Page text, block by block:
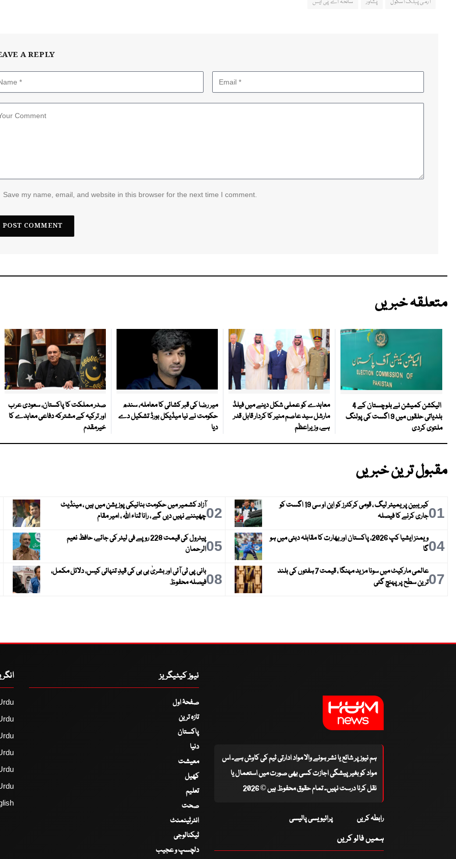
آرمی پبلک اسکول پشاور سانحہ اے پی ایس
A REPLY
Save my name, email, and website in this browser for the next time I comment.
متعلقہ خبریں
الیکشن کمیشن نے بلوچستان کے 4
بلدیاتی حلقوں میں 9 اگست کی پولنگ
ملتوی کردی
معاہدے کو عملی شکل دینے میں فیلڈ
مارشل سید عاصم منیر کا کردار قابل قدر
ہے، وزیراعظم
میر رضا کی قبر کشائی کا معاملہ، سندھ
حکومت نے نیا میڈیکل بورڈ تشکیل دے
دیا
صدر مملکت کا پاکستان، سعودی عرب
اور ترکیہ کے مشترکہ دفاعی معاہدے کا
خیرمقدم
مقبول ترین خبریں
01
کیریبین پریمیئر لیگ ، قومی کرکٹرز کو این او سی 19 اگست کو
جاری کرنے کا فیصلہ
02آزاد کشمیر میں حکومت بنانیکی پوزیشن میں ہیں ، مینڈیٹ
چھیننے نہیں دیں گے ، رانا ثناء اللہ ، امیر مقام
04
ویمنز ایشیا کپ 2026، پاکستان اور بھارت کا مقابلہ دبئی میں ہو
گا
05
پیٹرول کی قیمت 228 روپے فی لیٹر کی جائے، حافظ نعیم
الرحمان
07
عالمی مارکیٹ میں سونا مزید مہنگا ، قیمت 7 ہفتوں کی بلند
ترین سطح پر پہنچ گئی
08بانی پی ٹی آئی اور بشریٰ بی بی کی قیدِ تنہائی کیس، دلائل مکمل،
فیصلہ محفوظ
ہم نیوز پر شائع یا نشر ہونے والا مواد ادارتی ٹیم کی کاوش ہے۔ اس
مواد کو بغیر پیشگی اجازت کسی بھی صورت میں استعمال یا
نقل کرنا درست نہیں۔ تمام حقوق محفوظ ہیں © 2026
رابطہ کریں پرائیویسی پالیسی
ہمیں فالو کریں
نیوز کیٹیگریز
صفحۂ اول
تازہ ترین
پاکستان
دنیا
معیشت
کھیل
تعلیم
صحت
انٹرٹینمنٹ
ٹیکنالوجی
دلچسپ و عجیب